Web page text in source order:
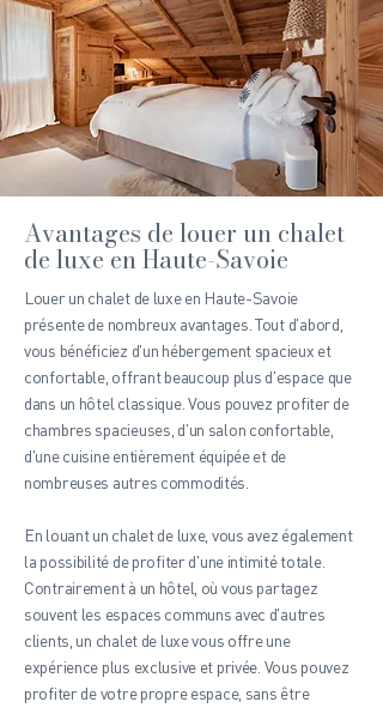
Avantages de louer un chalet
de luxe en Haute-Savoie
Louer un chalet de luxe en Haute-Savoie
présente de nombreux avantages. Tout d'abord,
vous bénéficiez d'un hébergement spacieux et
confortable, offrant beaucoup plus d'espace que
dans un hôtel classique. Vous pouvez profiter de
chambres spacieuses, d'un salon confortable,
d'une cuisine entièrement équipée et de
nombreuses autres commodités.
En louant un chalet de luxe, vous avez également
la possibilité de profiter d'une intimité totale.
Contrairement à un hôtel, où vous partagez
souvent les espaces communs avec d'autres
clients, un chalet de luxe vous offre une
expérience plus exclusive et privée. Vous pouvez
profiter de votre propre espace, sans être